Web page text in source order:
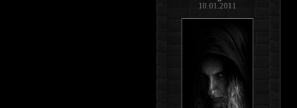
10.01.2011